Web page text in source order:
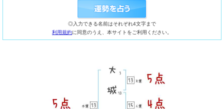
◎入力できる名前はそれぞれ4文字まで
利用規約に同意のうえ、本サイトをご利用ください。